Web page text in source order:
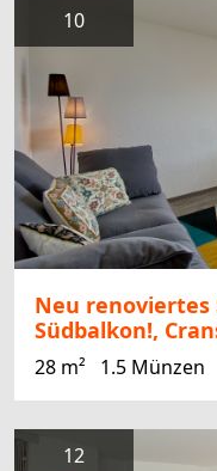
10
Neu
Südbalkon!,
28 m² 1.5 Münzen
12